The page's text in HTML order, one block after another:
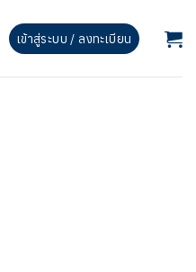
เข้าสู่ระบบ / ลงทะเบียน